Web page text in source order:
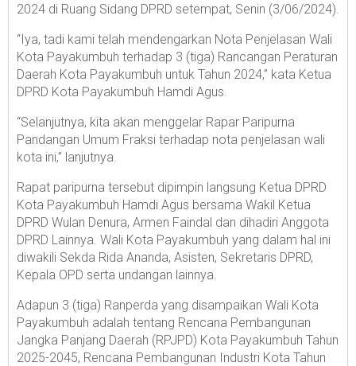
2024 di Ruang Sidang DPRD setempat, Senin (3/06/2024).
“Iya, tadi kami telah mendengarkan Nota Penjelasan Wali
Kota Payakumbuh terhadap 3 (tiga) Rancangan Peraturan
Daerah Kota Payakumbuh untuk Tahun 2024,” kata Ketua
DPRD Kota Payakumbuh Hamdi Agus.
“Selanjutnya, kita akan menggelar Rapar Paripurna
Pandangan Umum Fraksi terhadap nota penjelasan wali
kota ini,” lanjutnya.
Rapat paripurna tersebut dipimpin langsung Ketua DPRD
Kota Payakumbuh Hamdi Agus bersama Wakil Ketua
DPRD Wulan Denura, Armen Faindal dan dihadiri Anggota
DPRD Lainnya. Wali Kota Payakumbuh yang dalam hal ini
diwakili Sekda Rida Ananda, Asisten, Sekretaris DPRD,
Kepala OPD serta undangan lainnya.
Adapun 3 (tiga) Ranperda yang disampaikan Wali Kota
Payakumbuh adalah tentang Rencana Pembangunan
Jangka Panjang Daerah (RPJPD) Kota Payakumbuh Tahun
2025-2045, Rencana Pembangunan Industri Kota Tahun